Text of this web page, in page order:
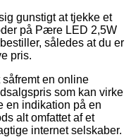
gunstigt at tjekke et
på Pære LED 2,5W
således at du er
pris.
en online
som kan virke
en indikation på en
alt omfattet af et
internet selskaber.